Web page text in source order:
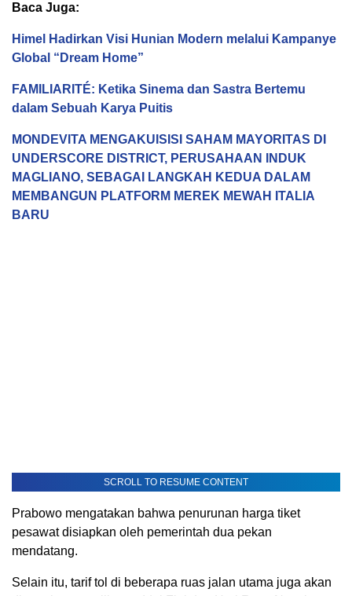
Baca Juga:
Himel Hadirkan Visi Hunian Modern melalui Kampanye
Global “Dream Home”
FAMILIARITÉ: Ketika Sinema dan Sastra Bertemu
dalam Sebuah Karya Puitis
MONDEVITA MENGAKUISISI SAHAM MAYORITAS DI
UNDERSCORE DISTRICT, PERUSAHAAN INDUK
MAGLIANO, SEBAGAI LANGKAH KEDUA DALAM
MEMBANGUN PLATFORM MEREK MEWAH ITALIA
BARU
SCROLL TO RESUME CONTENT
Prabowo mengatakan bahwa penurunan harga tiket
pesawat disiapkan oleh pemerintah dua pekan
mendatang.
Selain itu, tarif tol di beberapa ruas jalan utama juga akan